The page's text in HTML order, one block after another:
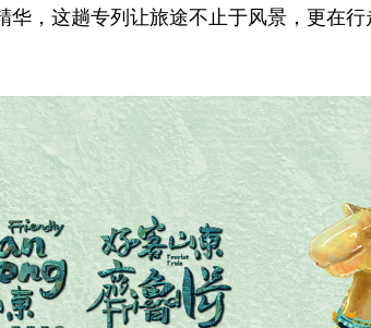
，这趟专列让旅途不止于风景，更在行